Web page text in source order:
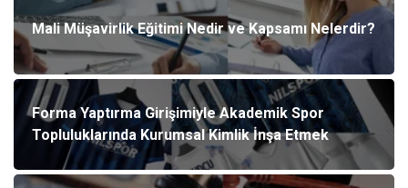
Mali Müşavirlik Eğitimi Nedir ve Kapsamı Nelerdir?
Forma Yaptırma Girişimiyle Akademik Spor
Topluluklarında Kurumsal Kimlik İnşa Etmek